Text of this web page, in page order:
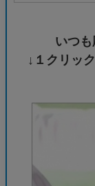
いつも
↓１クリッ